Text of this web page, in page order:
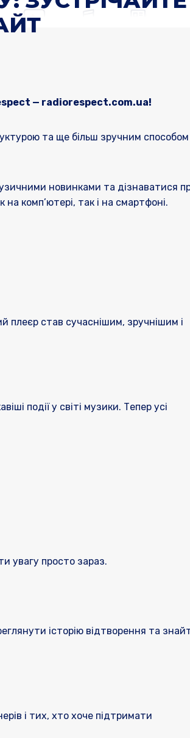
— radiorespect.com.ua!
та ще більш зручним способом
новинками та дізнаватися
комп’ютері, так і на смартфоні.
плеєр став сучаснішим, зручнішим і
події у світі музики. Тепер усі
увагу просто зараз.
історію відтворення та
і тих, хто хоче підтримати